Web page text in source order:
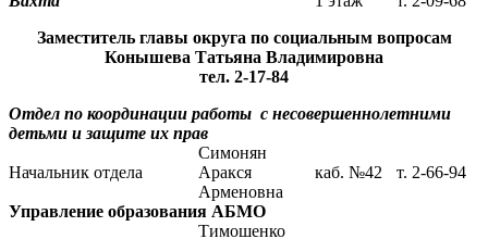
Заместитель главы округа по социальным вопросам
Конышева Татьяна Владимировна
тел. 2-17-84
Отдел по координации работы с несовершеннолетними
детьми и защите их прав
Начальник отдела
Симонян
Аракся
Арменовна
каб. №42 т. 2-66-94
Управление образования АБМО
Тимошенко